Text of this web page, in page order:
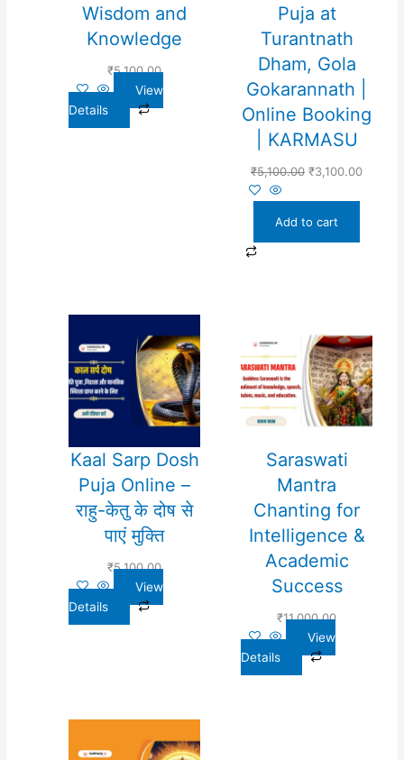
Wisdom and
Knowledge
₹5,100.00
View
Details
Puja at
Turantnath
Dham, Gola
Gokarannath |
Online Booking
| KARMASU
₹5,100.00 ₹3,100.00
Add to cart
Kaal Sarp Dosh
Puja Online –
राहु-केतु के दोष से
पाएं मुक्ति
₹5,100.00
View
Details
Saraswati
Mantra
Chanting for
Intelligence &
Academic
Success
₹11,000.00
View
Details